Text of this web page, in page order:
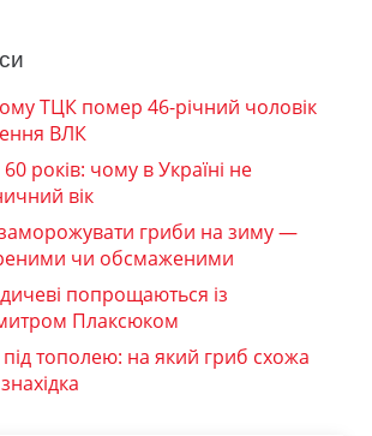
ТЦК помер 46-річний чоловік
ВЛК
років: чому в Україні не
вік
гриби на зиму —
чи обсмаженими
попрощаються із
Плаксюком
тополею: на який гриб схожа